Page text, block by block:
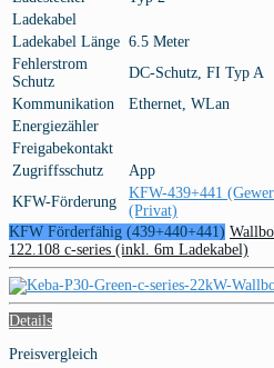
Ladekabel
Ladekabel Länge 6.5 Meter
Fehlerstrom
Schutz
DC-Schutz, FI Typ A
Kommunikation
Ethernet, WLan
Energiezähler
Freigabekontakt
Zugriffsschutz
App
KFW-Förderung
KFW-439+441
(Privat)
KFW Förderfähig (439+440+441)
122.108 c-series (inkl. 6m Ladekabel)
Details
Preisvergleich